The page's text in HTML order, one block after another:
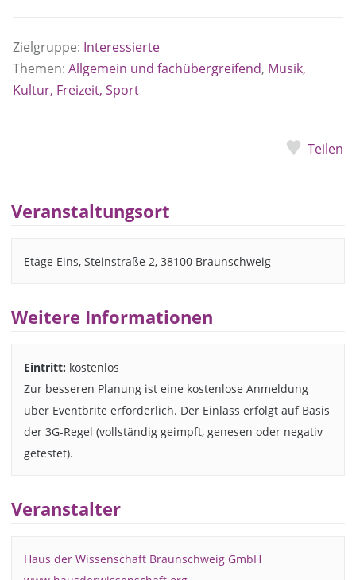
Zielgruppe: Interessierte
Themen: Allgemein und fachübergreifend, Musik,
Kultur, Freizeit, Sport
Teilen
Veranstaltungsort
Etage Eins, Steinstraße 2, 38100 Braunschweig
Weitere Informationen
Eintritt: kostenlos
Zur besseren Planung ist eine kostenlose Anmeldung
über Eventbrite erforderlich. Der Einlass erfolgt auf Basis
der 3G-Regel (vollständig geimpft, genesen oder negativ
getestet).
Veranstalter
Haus der Wissenschaft Braunschweig GmbH